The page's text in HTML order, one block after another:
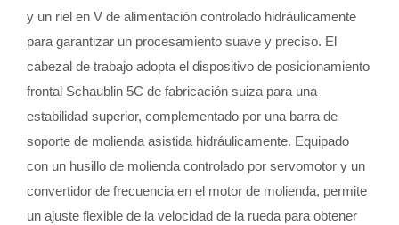
y un riel en V de alimentación controlado hidráulicamente
para garantizar un procesamiento suave y preciso. El
cabezal de trabajo adopta el dispositivo de posicionamiento
frontal Schaublin 5C de fabricación suiza para una
estabilidad superior, complementado por una barra de
soporte de molienda asistida hidráulicamente. Equipado
con un husillo de molienda controlado por servomotor y un
convertidor de frecuencia en el motor de molienda, permite
un ajuste flexible de la velocidad de la rueda para obtener